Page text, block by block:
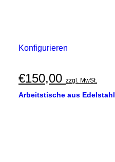
Konfigurieren
€150,00 zzgl. MwSt.
Arbeitstische aus Edelstahl